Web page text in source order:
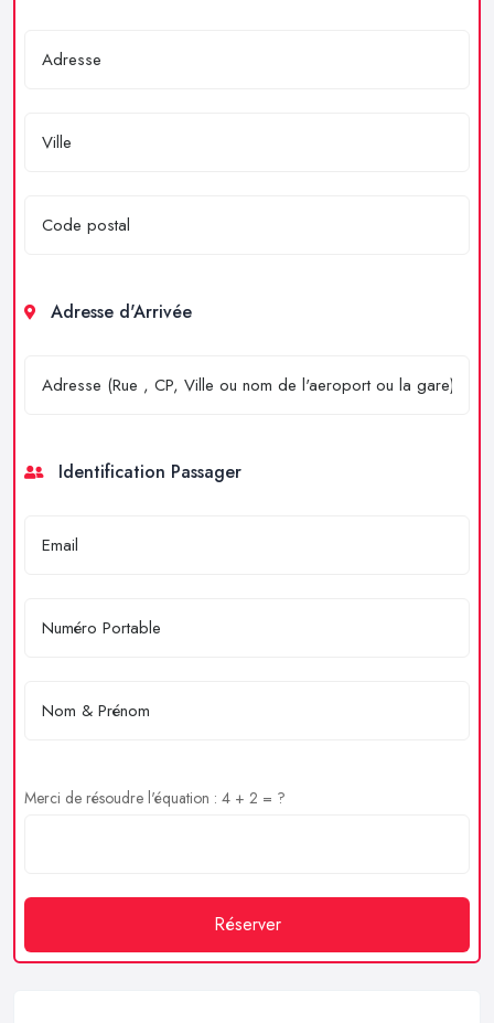
Adresse d'Arrivée
Identification Passager
Merci de résoudre l'équation : 4 + 2 = ?
Réserver